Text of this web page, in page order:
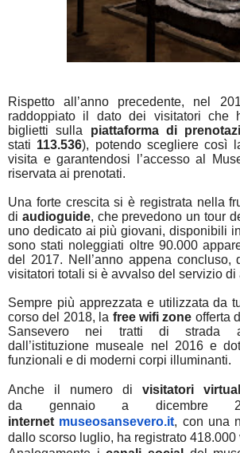
Rispetto all’anno precedente, nel
raddoppiato il dato dei visitatori che
biglietti sulla piattaforma di
stati 113.536), potendo scegliere così
visita e garantendosi l’accesso al
riservata ai prenotati.
Una forte crescita si è registrata nella
di audioguide, che prevedono un tour
uno dedicato ai più giovani, disponibili
sono stati noleggiati oltre 90.000
del 2017. Nell’anno appena concluso,
visitatori totali si è avvalso del servizio di
Sempre più apprezzata e utilizzata da
corso del 2018, la free wifi zone offerta
Sansevero nei tratti di strada
dall’istituzione museale nel 2016 e
funzionali e di moderni corpi illuminanti.
Anche il numero di visitatori
da gennaio a dicembre
internet museosansevero.it, con una
dallo scorso luglio, ha registrato 418.000